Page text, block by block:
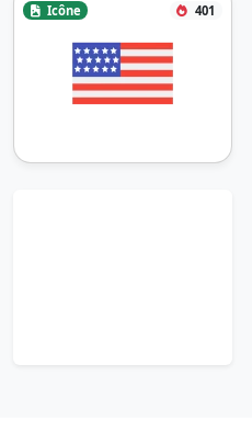
Icône 401